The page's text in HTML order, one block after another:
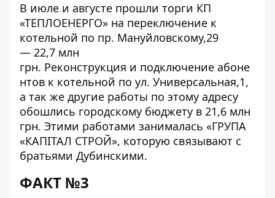
В июле и августе прошли торги КП
«ТЕПЛОЕНЕРГО» на переключение к
котельной по пр. Мануйловскому,29
— 22,7 млн
грн. Реконструкция и подключение абоне
нтов к котельной по ул. Универсальная,1,
а так же другие работы по этому адресу
обошлись городскому бюджету в 21,6 млн
грн. Этими работами занималась «ГРУПА
«КАПІТАЛ СТРОЙ», которую связывают с
братьями Дубинскими.
ФАКТ №3